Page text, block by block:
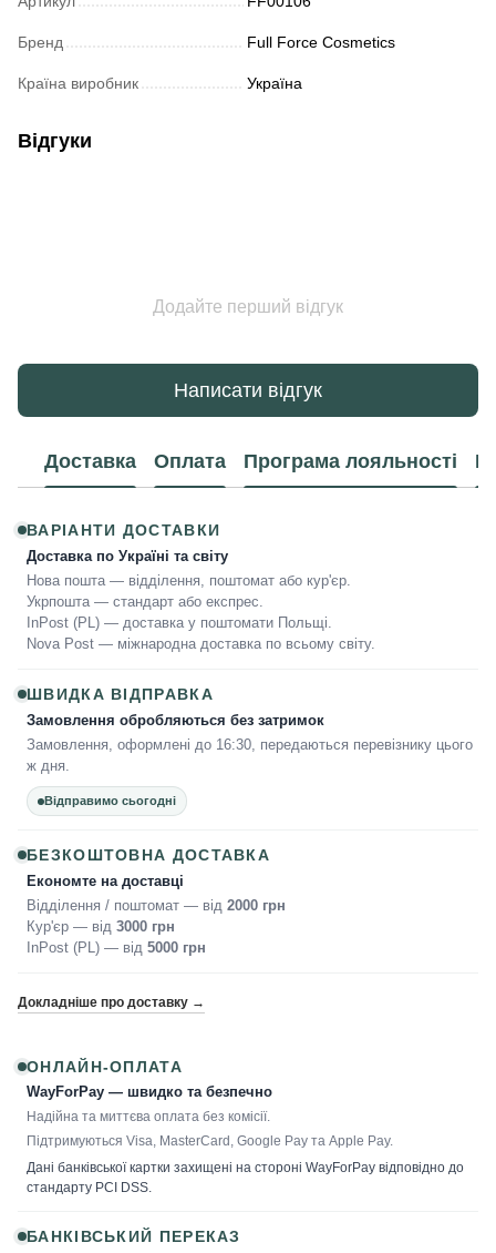
Бренд Full Force Cosmetics
Країна виробник Україна
Відгуки
Додайте перший відгук
Написати відгук
Доставка Оплата Програма лояльності
ВАРІАНТИ ДОСТАВКИ
Доставка по Україні та світу
Нова пошта — відділення, поштомат або кур'єр.
Укрпошта — стандарт або експрес.
InPost (PL) — доставка у поштомати Польщі.
Nova Post — міжнародна доставка по всьому світу.
ШВИДКА ВІДПРАВКА
Замовлення обробляються без затримок
Замовлення, оформлені до 16:30, передаються перевізнику цього
ж дня.
Відправимо сьогодні
БЕЗКОШТОВНА ДОСТАВКА
Економте на доставці
Відділення / поштомат — від 2000 грн
Кур'єр — від 3000 грн
InPost (PL) — від 5000 грн
Докладніше про доставку →
ОНЛАЙН-ОПЛАТА
WayForPay — швидко та безпечно
Надійна та миттєва оплата без комісії.
Підтримуються Visa, MasterCard, Google Pay та Apple Pay.
Дані банківської картки захищені на стороні WayForPay відповідно до
стандарту PCI DSS.
БАНКІВСЬКИЙ ПЕРЕКАЗ